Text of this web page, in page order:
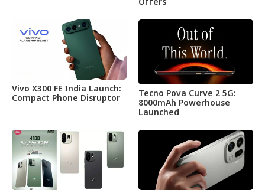
Offers
Vivo X300 FE India Launch:
Compact Phone Disruptor
Tecno Pova Curve 2 5G:
8000mAh Powerhouse
Launched